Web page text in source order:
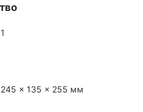
1
245 x 135 x 255 мм